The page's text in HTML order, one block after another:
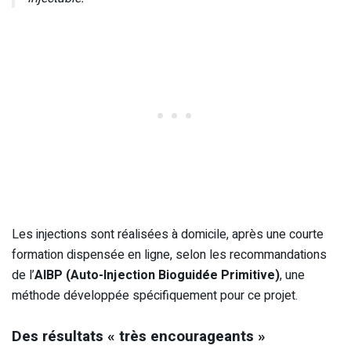
Les injections sont réalisées à domicile, après une courte
formation dispensée en ligne, selon les recommandations
de l’AIBP (Auto-Injection Bioguidée Primitive), une
méthode développée spécifiquement pour ce projet.
Des résultats « très encourageants »